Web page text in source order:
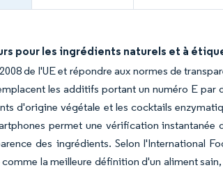
pour les ingrédients naturels et à
de l'UE et répondre aux normes de
les additifs portant un numéro E par
d'origine végétale et les cocktails
permet une vérification instantanée
des ingrédients. Selon l'International
la meilleure définition d'un aliment